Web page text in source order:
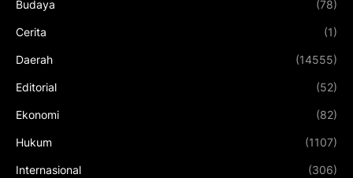
Budaya (78)
Cerita (1)
Daerah (14555)
Editorial (52)
Ekonomi (82)
Hukum (1107)
Internasional (306)